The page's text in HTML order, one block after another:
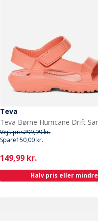
Teva
Vejl. pris299,99 kr.
Spare150,00 kr.
Current
149,99 kr.
Halv pris eller mindre